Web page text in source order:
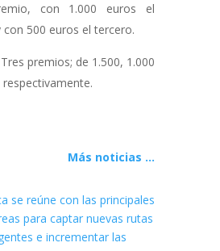
con 1.000 euros el
con 500 euros el tercero.
premios; de 1.500, 1.000
Más noticias ...
se reúne con las principales
para captar nuevas rutas
e incrementar las